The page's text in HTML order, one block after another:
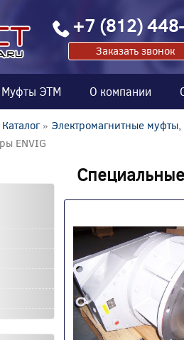
+7 (812)
Заказать звонок
Муфты ЭТМ О компании
Каталог» Электромагнитные муфты,
ENVIG